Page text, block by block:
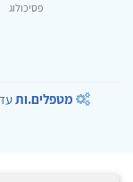
פסיכולוג
מטפלים.ות